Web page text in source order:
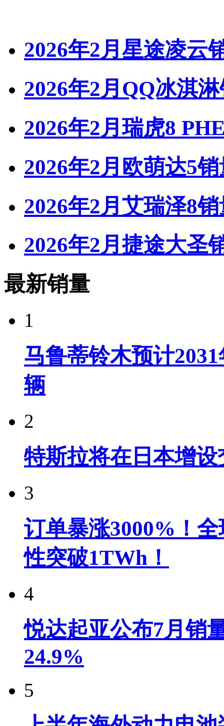
2026年2月星途凌云
2026年2月QQ冰淇
2026年2月瑞虎8
2026年2月欧萌达5
2026年2月艾瑞泽8
2026年2月捷途大圣
最新销量
1
马鲁蒂铃木预计
辆
2
特斯拉将在日本增
3
订单暴涨3000%！
性突破1TWh！
4
悦达起亚公布7月销
24.9%
5